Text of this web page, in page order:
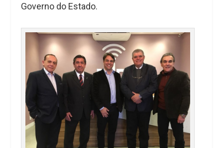
Governo do Estado.